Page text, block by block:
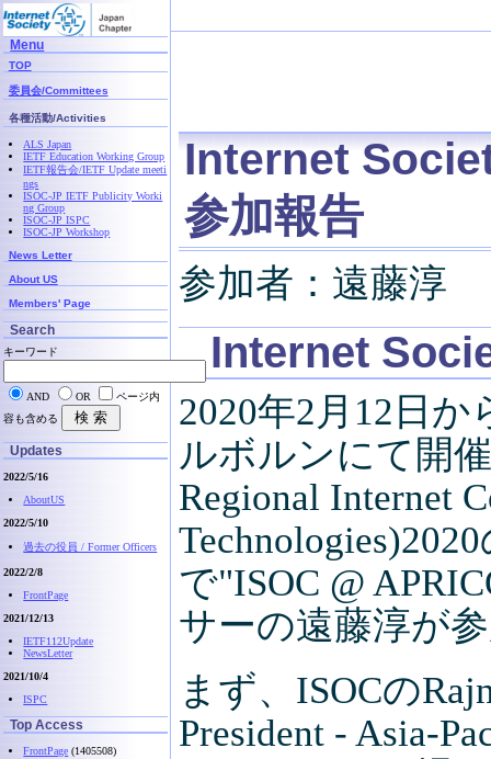
Internet
参加報告
参加者：遠藤淳
Internet
2020年2月12日
ルボルンにて開
Regional Internet
で"ISOC @
サーの遠藤淳が
まず、ISOCの
President - Asia-
Menu
TOP
委員会/Committees
各種活動/Activities
ALS Japan
IETF Education Working Group
IETF報告会/IETF Update meeti
ngs
ISOC-JP IETF Publicity Worki
ng Group
ISOC-JP ISPC
ISOC-JP Workshop
News Letter
About US
Members' Page
Search
キーワード
AND OR
ページ内
容も含める
Updates
2022/5/16
AboutUS
2022/5/10
過去の役員 / Former Officers
2022/2/8
FrontPage
2021/12/13
IETF112Update
NewsLetter
2021/10/4
ISPC
Top Access
FrontPage (1405508)